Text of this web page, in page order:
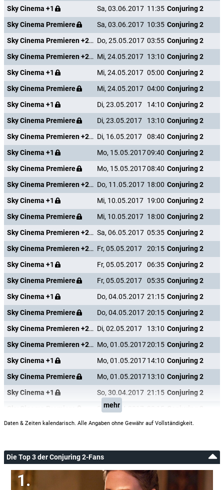
Sky Cinema +1
Sa, 03.06.2017 11:35 Conjuring 2
Sky Cinema Premiere
Sa, 03.06.2017 10:35 Conjuring 2
Sky Cinema Premieren +24 Do, 25.05.2017 03:55 Conjuring 2
Sky Cinema Premieren +24 Mi, 24.05.2017 13:10 Conjuring 2
Sky Cinema +1
Mi, 24.05.2017 05:00 Conjuring 2
Sky Cinema Premiere
Mi, 24.05.2017 04:00 Conjuring 2
Sky Cinema +1
Di, 23.05.2017 14:10 Conjuring 2
Sky Cinema Premiere
Di, 23.05.2017 13:10 Conjuring 2
Sky Cinema Premieren +24 Di, 16.05.2017 08:40 Conjuring 2
Sky Cinema +1
Mo, 15.05.201709:40 Conjuring 2
Sky Cinema Premiere
Mo, 15.05.201708:40 Conjuring 2
Sky Cinema Premieren +24 Do, 11.05.2017 18:00 Conjuring 2
Sky Cinema +1
Mi, 10.05.2017 19:00 Conjuring 2
Sky Cinema Premiere
Mi, 10.05.2017 18:00 Conjuring 2
Sky Cinema Premieren +24 Sa, 06.05.2017 05:35 Conjuring 2
Sky Cinema Premieren +24 Fr, 05.05.2017 20:15 Conjuring 2
Sky Cinema +1
Fr, 05.05.2017 06:35 Conjuring 2
Sky Cinema Premiere
Fr, 05.05.2017 05:35 Conjuring 2
Sky Cinema +1
Do, 04.05.2017 21:15 Conjuring 2
Sky Cinema Premiere
Do, 04.05.2017 20:15 Conjuring 2
Sky Cinema Premieren +24 Di, 02.05.2017 13:10 Conjuring 2
Sky Cinema Premieren +24 Mo, 01.05.201720:15 Conjuring 2
Sky Cinema +1
Mo, 01.05.201714:10 Conjuring 2
Sky Cinema Premiere
Mo, 01.05.201713:10 Conjuring 2
Sky Cinema +1
So, 30.04.2017 21:15 Conjuring 2
So, 30.04.2017
mehr
Daten & Zeiten kalendarisch. Alle Angaben ohne Gewähr auf Vollständigkeit.
Die Top 3 der Conjuring 2-Fans